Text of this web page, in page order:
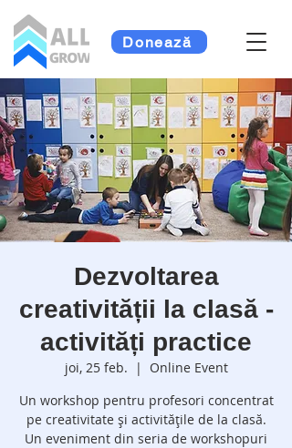
Donează
Dezvoltarea
creativității la clasă -
activități practice
joi, 25 feb.
  |
Online Event
Un workshop pentru profesori concentrat
pe creativitate și activitățile de la clasă.
Un eveniment din seria de workshopuri